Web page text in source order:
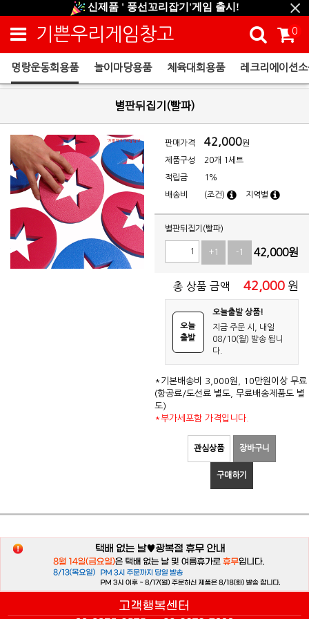
신제품 ' 풍선꼬리잡기'게임 출시!
신규회원 HAPPY EVENT 적립금 5,000원 증정
❤ 신제품 ' 컬링&볼링 ' 출시! ❤
기쁜우리게임창고 0
명랑운동회용품 놀이마당용품 체육대회용품 레크리에이션
별판뒤집기(빨파)
판매가격 42,000원
제품구성 20개 1세트
적립금 1%
배송비 (조건) 지역별
별판뒤집기(빨파)
+1 -1 42,000원
총 상품 금액 42,000 원
오늘
출발
오늘출발 상품!
지금 주문 시, 내일
08/10(월) 발송 됩니
다.
*기본배송비 3,000원, 10만원이상 무료
(항공료/도선료 별도, 무료배송제품도 별
도)
*부가세포함 가격입니다.
관심상품 장바구니
구매하기